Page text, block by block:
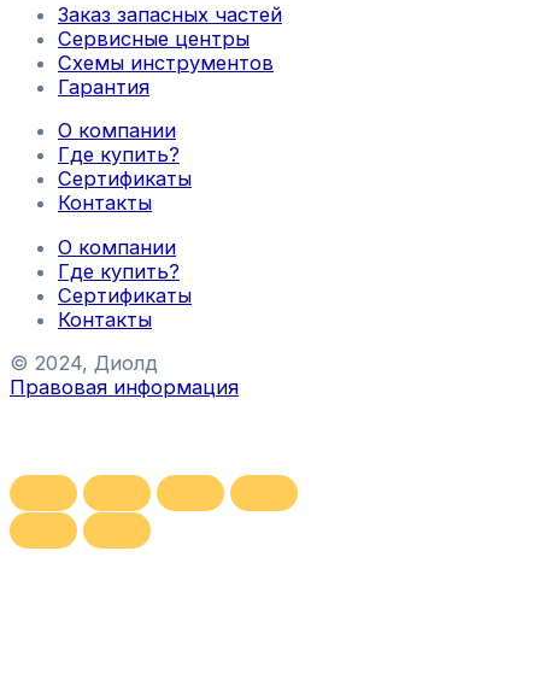
Заказ запасных частей
Сервисные центры
Схемы инструментов
Гарантия
О компании
Где купить?
Сертификаты
Контакты
О компании
Где купить?
Сертификаты
Контакты
© 2024, Диолд
Правовая информация